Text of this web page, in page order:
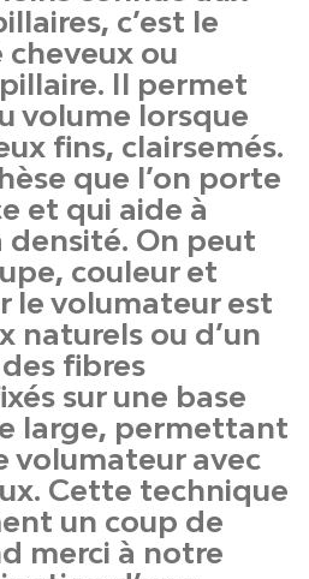
c’est le
ou
Il permet
volume lorsque
fins, clairsemés.
que l’on porte
et qui aide à
densité. On peut
couleur et
le volumateur est
naturels ou d’un
fibres
sur une base
large, permettant
volumateur avec
Cette technique
un coup de
merci à notre